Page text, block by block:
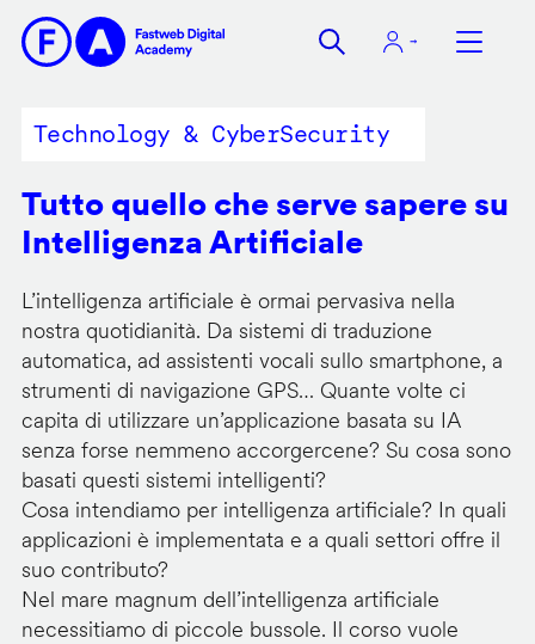
contenuto
Technology & CyberSecurity
Tutto quello che serve sapere su
Intelligenza Artificiale
L’intelligenza artificiale è ormai pervasiva nella
nostra quotidianità. Da sistemi di traduzione
automatica, ad assistenti vocali sullo smartphone, a
strumenti di navigazione GPS… Quante volte ci
capita di utilizzare un’applicazione basata su IA
senza forse nemmeno accorgercene? Su cosa sono
basati questi sistemi intelligenti?
Cosa intendiamo per intelligenza artificiale? In quali
applicazioni è implementata e a quali settori offre il
suo contributo?
Nel mare magnum dell’intelligenza artificiale
necessitiamo di piccole bussole. Il corso vuole